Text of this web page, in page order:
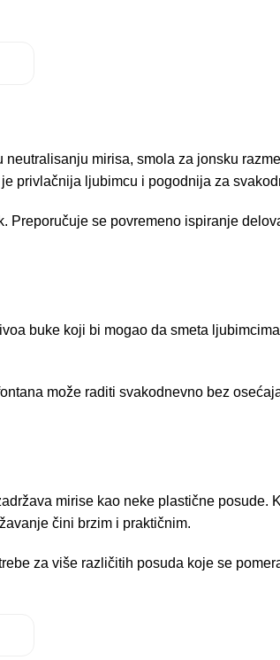
mirisa, smola za jonsku
privlačnija ljubimcu i pogodnija za
se povremeno ispiranje
buke koji bi mogao da smeta
može raditi svakodnevno bez
mirise kao neke plastične posude.
čini brzim i praktičnim.
za više različitih posuda koje se